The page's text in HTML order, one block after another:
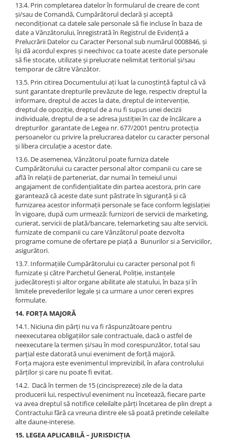
13.4. Prin completarea datelor în formularul de creare de cont
și/sau de Comandă, Cumpărătorul declară și acceptă
necondiționat ca datele sale personale să fie incluse în baza de
date a Vânzătorului, înregistrată în Registrul de Evidență a
Prelucrării Datelor cu Caracter Personal sub numărul 0008846, și
își dă acordul expres și neechivoc ca toate aceste date personale
să fie stocate, utilizate și prelucrate nelimitat teritorial și/sau
temporar de către Vânzător.
13.5. Prin citirea Documentului ați luat la cunoștință faptul că vă
sunt garantate drepturile prevăzute de lege, respectiv dreptul la
informare, dreptul de acces la date, dreptul de intervenție,
dreptul de opoziție, dreptul de a nu fi supus unei decizii
individuale, dreptul de a se adresa justiției în caz de încălcare a
drepturilor garantate de Legea nr. 677/2001 pentru protecția
persoanelor cu privire la prelucrarea datelor cu caracter personal
și libera circulație a acestor date.
13.6. De asemenea, Vânzătorul poate furniza datele
Cumpărătorului cu caracter personal altor companii cu care se
află în relații de parteneriat, dar numai în temeiul unui
angajament de confidențialitate din partea acestora, prin care
garantează că aceste date sunt păstrate în siguranță și că
furnizarea acestor informații personale se face conform legislației
în vigoare, după cum urmează: furnizori de servicii de marketing,
curierat, servicii de plată/bancare, telemarketing sau alte servicii,
furnizate de companii cu care Vânzătorul poate dezvolta
programe comune de ofertare pe piață a Bunurilor si a Serviciilor,
asigurători.
13.7. Informațiile Cumpărătorului cu caracter personal pot fi
furnizate și către Parchetul General, Poliție, instanțele
judecătorești și altor organe abilitate ale statului, în baza și în
limitele prevederilor legale și ca urmare a unor cereri expres
formulate.
14. FORȚA MAJORĂ
14.1. Niciuna din părți nu va fi răspunzătoare pentru
neexecutarea obligațiilor sale contractuale, dacă o astfel de
neexecutare la termen și/sau în mod corespunzător, total sau
parțial este datorată unui eveniment de forță majoră.
Forța majora este evenimentul imprevizibil, în afara controlului
părților și care nu poate fi evitat.
14.2. Dacă în termen de 15 (cincisprezece) zile de la data
producerii lui, respectivul eveniment nu încetează, fiecare parte
va avea dreptul să notifice celeilalte părți încetarea de plin drept a
Contractului fără ca vreuna dintre ele să poată pretinde celeilalte
alte daune-interese.
15. LEGEA APLICABILĂ – JURISDICȚIA